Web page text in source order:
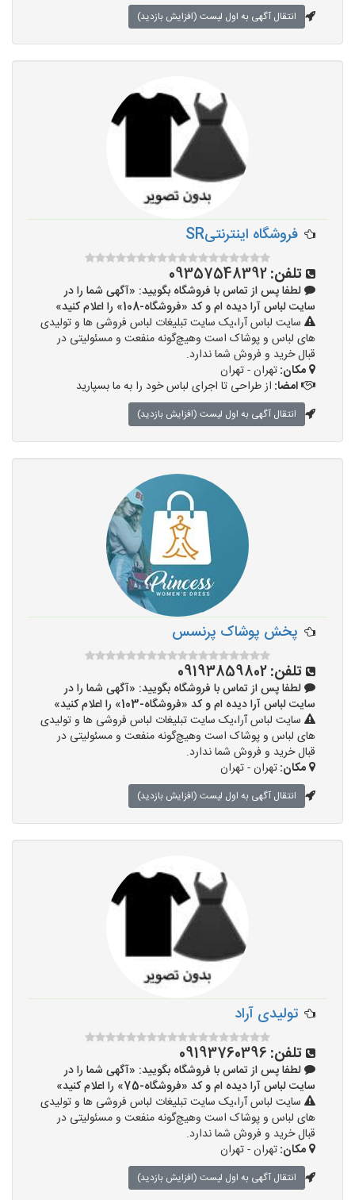
انتقال آگهی به اول لیست (افزایش بازدید)
فروشگاه اینترنتیSR
تلفن:09357548392
لطفا پس از تماس با فروشگاه بگویید: «آگهی شما را در
سایت لباس آرا دیده ام و کد «فروشگاه-108» را اعلام کنید»
سایت لباس آرا،یک سایت تبلیغات لباس فروشی ها و تولیدی
های لباس و پوشاک است وهیچ‌گونه منفعت و مسئولیتی در
قبال خرید و فروش شما ندارد.
مکان:تهران - تهران
امضا: از طراحی تا اجرای لباس خود را به ما بسپارید
انتقال آگهی به اول لیست (افزایش بازدید)
پخش پوشاک پرنسس
تلفن:09193859802
لطفا پس از تماس با فروشگاه بگویید: «آگهی شما را در
سایت لباس آرا دیده ام و کد «فروشگاه-103» را اعلام کنید»
سایت لباس آرا،یک سایت تبلیغات لباس فروشی ها و تولیدی
های لباس و پوشاک است وهیچ‌گونه منفعت و مسئولیتی در
قبال خرید و فروش شما ندارد.
مکان:تهران - تهران
انتقال آگهی به اول لیست (افزایش بازدید)
تولیدی آراد
تلفن: 09193760396
لطفا پس از تماس با فروشگاه بگویید: «آگهی شما را در
سایت لباس آرا دیده ام و کد «فروشگاه-75» را اعلام کنید»
سایت لباس آرا،یک سایت تبلیغات لباس فروشی ها و تولیدی
های لباس و پوشاک است وهیچ‌گونه منفعت و مسئولیتی در
قبال خرید و فروش شما ندارد.
مکان:تهران - تهران
انتقال آگهی به اول لیست (افزایش بازدید)